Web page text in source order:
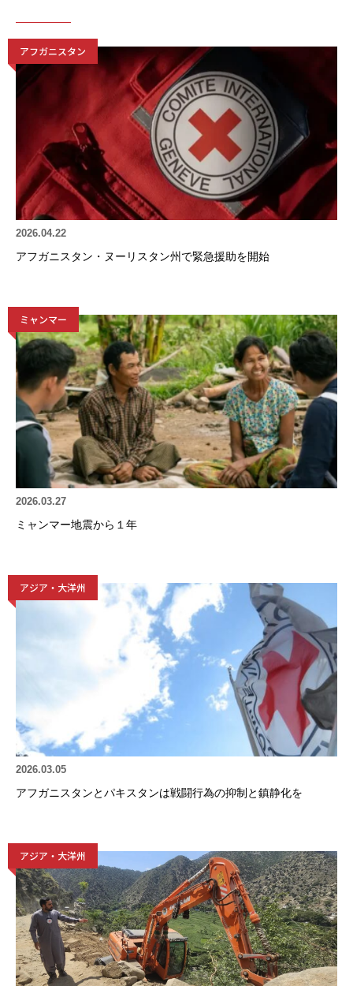
アフガニスタン
2026.04.22
アフガニスタン・ヌーリスタン州で緊急援助を開始
ミャンマー
2026.03.27
ミャンマー地震から１年
アジア・大洋州
2026.03.05
アフガニスタンとパキスタンは戦闘行為の抑制と鎮静化を
アジア・大洋州